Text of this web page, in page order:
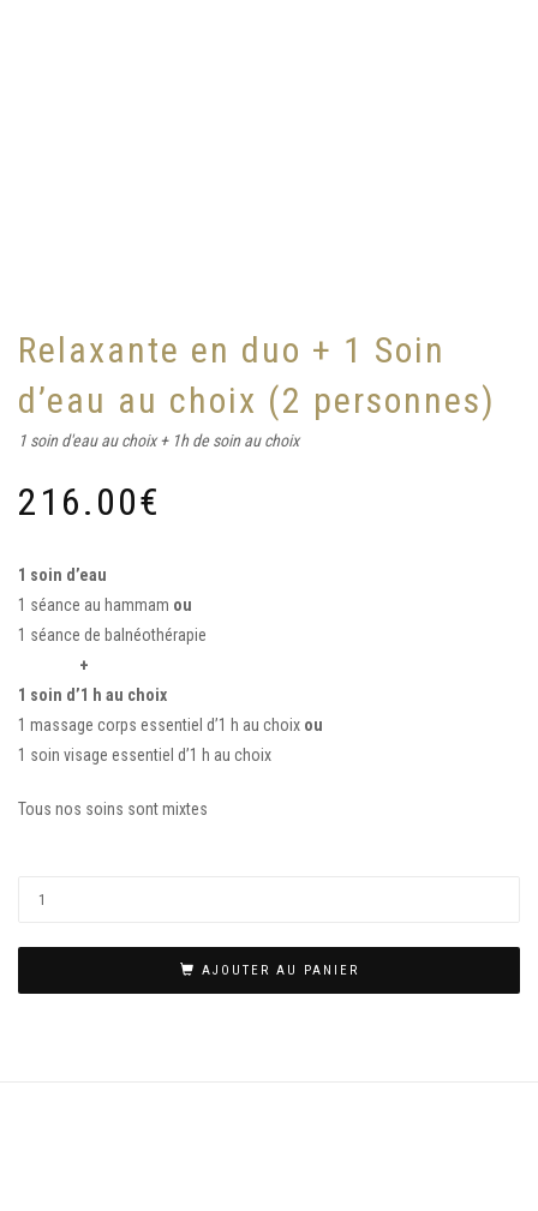
Relaxante en duo + 1 Soin
d’eau au choix (2 personnes)
1 soin d'eau au choix + 1h de soin au choix
216.00€
1 soin d’eau
1 séance au hammam ou
1 séance de balnéothérapie
+
1 soin d’1 h au choix
1 massage corps essentiel d’1 h au choix ou
1 soin visage essentiel d’1 h au choix
Tous nos soins sont mixtes
AJOUTER AU PANIER